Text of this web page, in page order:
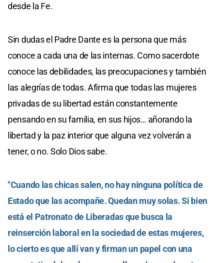
desde la Fe.
Sin dudas el Padre Dante es la persona que más
conoce a cada una de las internas. Como sacerdote
conoce las debilidades, las preocupaciones y también
las alegrías de todas. Afirma que todas las mujeres
privadas de su libertad están constantemente
pensando en su familia, en sus hijos… añorando la
libertad y la paz interior que alguna vez volverán a
tener, o no. Solo Dios sabe.
"Cuando las chicas salen, no hay ninguna política de
Estado que las acompañe. Quedan muy solas. Si bien
está el Patronato de Liberadas que busca la
reinserción laboral en la sociedad de estas mujeres,
lo cierto es que allí van y firman un papel con una